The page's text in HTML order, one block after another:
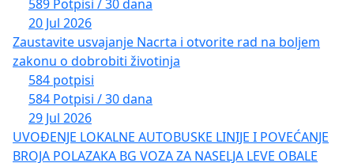
589 Potpisi / 30 dana
20 Jul 2026
Zaustavite usvajanje Nacrta i otvorite rad na boljem
zakonu o dobrobiti životinja
584 potpisi
584 Potpisi / 30 dana
29 Jul 2026
UVOĐENJE LOKALNE AUTOBUSKE LINIJE I POVEĆANJE
BROJA POLAZAKA BG VOZA ZA NASELJA LEVE OBALE